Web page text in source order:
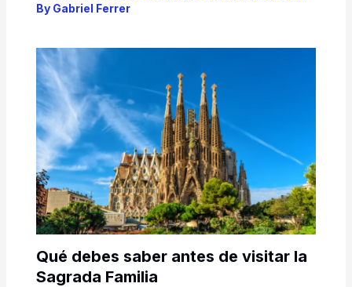
By Gabriel Ferrer
Qué debes saber antes de visitar la
Sagrada Familia